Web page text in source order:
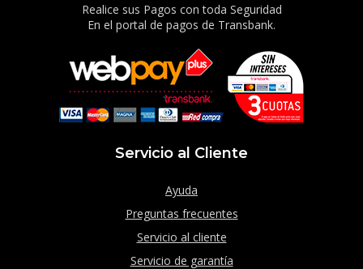
Realice sus Pagos con toda Seguridad
En el portal de pagos de Transbank.
Servicio al Cliente
Ayuda
Preguntas frecuentes
Servicio al cliente
Servicio de garantía